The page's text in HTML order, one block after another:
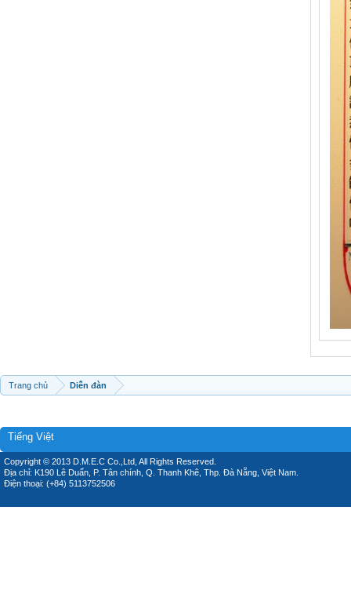
Trang chủ Diễn đàn
Tiếng Việt
Copyright © 2013 D.M.E.C Co.,Ltd, All Rights Reserved.
Địa chỉ: K190 Lê Duẩn, P. Tân chính, Q. Thanh Khê, Thp. Đà Nẵng, Việt Nam.
Điện thoại: (+84) 5113752506